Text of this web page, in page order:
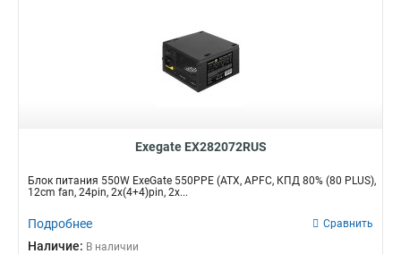
Exegate EX282072RUS
Блок питания 550W ExeGate 550PPE (ATX, APFC, КПД 80% (80 PLUS),
12cm fan, 24pin, 2x(4+4)pin, 2x...
Подробнее Сравнить
Наличие: В наличии